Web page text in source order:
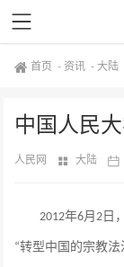
首页 - 资讯 -大陆
中国人民
人民网 大陆
2012年6月 2 日
“转型中国的宗教法